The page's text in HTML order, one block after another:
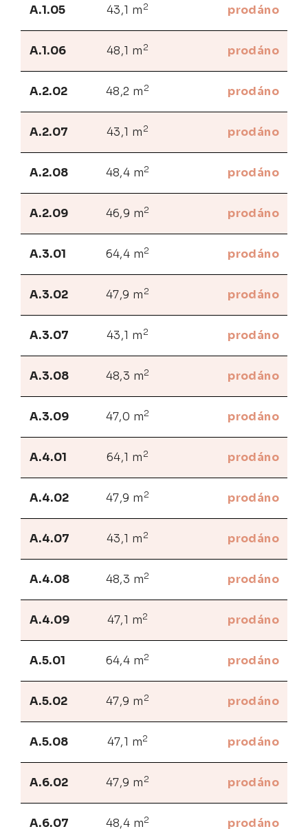
A.1.05 43,1 m 2 prodáno
A.1.06 48,1 m 2 prodáno
A.2.02 48,2 m 2 prodáno
A.2.07 43,1 m 2 prodáno
A.2.08 48,4 m2 prodáno
A.2.09 46,9 m2 prodáno
A.3.01 64,4 m2 prodáno
A.3.02 47,9 m 2 prodáno
A.3.07 43,1 m 2 prodáno
A.3.08 48,3 m2 prodáno
A.3.09 47,0 m2 prodáno
A.4.01 64,1 m 2 prodáno
A.4.02 47,9 m 2 prodáno
A.4.07 43,1 m 2 prodáno
A.4.08 48,3 m2 prodáno
A.4.09 47,1 m2 prodáno
A.5.01 64,4 m2 prodáno
A.5.02 47,9 m 2 prodáno
A.5.08 47,1 m2 prodáno
A.6.02 47,9 m 2 prodáno
A.6.07 48,4 m2 prodáno